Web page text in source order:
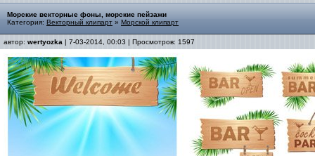
Морские векторные фоны, морские пейзажи
Категория: Векторный клипарт » Морской клипарт
автор: wertyozka | 7-03-2014, 00:03 | Просмотров: 1597